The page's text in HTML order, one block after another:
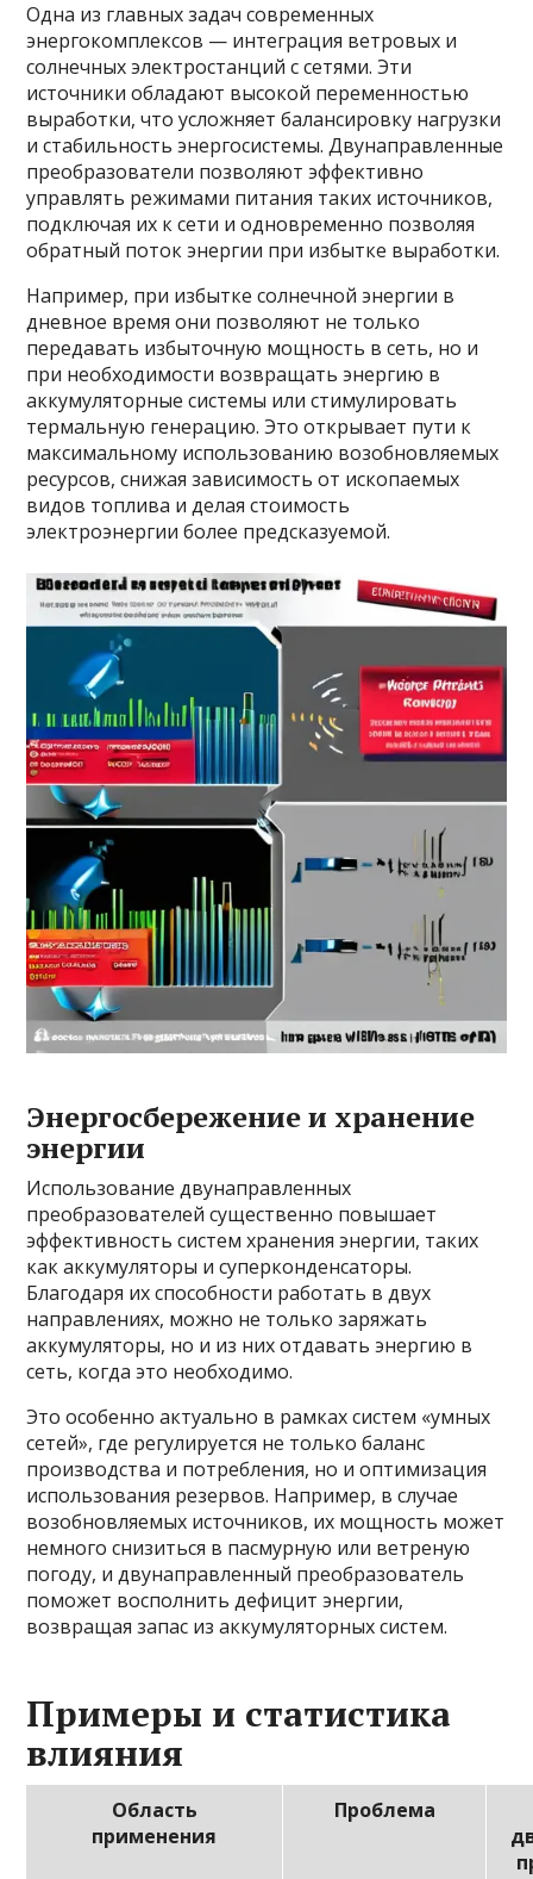
Одна из главных задач современных
энергокомплексов — интеграция ветровых и
солнечных электростанций с сетями. Эти
источники обладают высокой переменностью
выработки, что усложняет балансировку нагрузки
и стабильность энергосистемы. Двунаправленные
преобразователи позволяют эффективно
управлять режимами питания таких источников,
подключая их к сети и одновременно позволяя
обратный поток энергии при избытке выработки.
Например, при избытке солнечной энергии в
дневное время они позволяют не только
передавать избыточную мощность в сеть, но и
при необходимости возвращать энергию в
аккумуляторные системы или стимулировать
термальную генерацию. Это открывает пути к
максимальному использованию возобновляемых
ресурсов, снижая зависимость от ископаемых
видов топлива и делая стоимость
электроэнергии более предсказуемой.
Энергосбережение и хранение
энергии
Использование двунаправленных
преобразователей существенно повышает
эффективность систем хранения энергии, таких
как аккумуляторы и суперконденсаторы.
Благодаря их способности работать в двух
направлениях, можно не только заряжать
аккумуляторы, но и из них отдавать энергию в
сеть, когда это необходимо.
Это особенно актуально в рамках систем «умных
сетей», где регулируется не только баланс
производства и потребления, но и оптимизация
использования резервов. Например, в случае
возобновляемых источников, их мощность может
немного снизиться в пасмурную или ветреную
погоду, и двунаправленный преобразователь
поможет восполнить дефицит энергии,
возвращая запас из аккумуляторных систем.
Примеры и статистика
влияния
Область
применения
Проблема